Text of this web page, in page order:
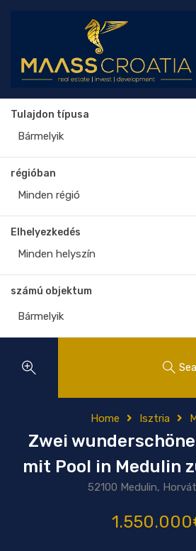
Tulajdon típusa
Bármelyik
régióban
Minden régió
Elhelyezkedés
Minden helyszín
számú objektum
Home Isztria
Zwei
mit Pool in Medulin
52100 Medulin,